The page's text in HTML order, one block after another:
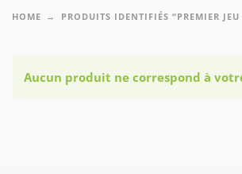
HOME PRODUITS IDENTIFIÉS “PREMIER JEU
Aucun produit ne correspond à